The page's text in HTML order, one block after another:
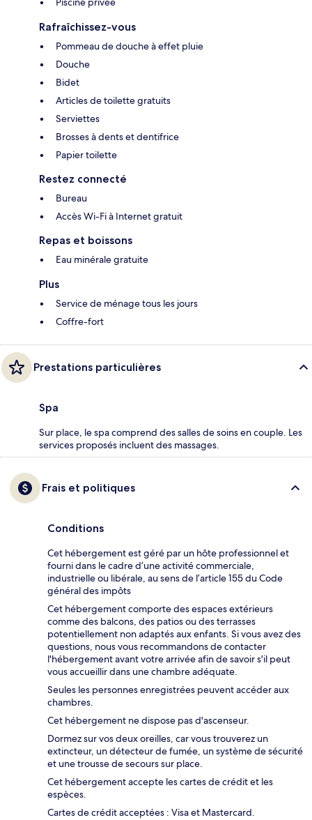
Rafraîchissez-vous
Pommeau de douche à effet pluie
Douche
Bidet
Articles de toilette gratuits
Serviettes
Brosses à dents et dentifrice
Papier toilette
Restez connecté
Bureau
Accès Wi-Fi à Internet gratuit
Repas et boissons
Eau minérale gratuite
Plus
Service de ménage tous les jours
Coffre-fort
Prestations particulières
Spa
Sur place, le spa comprend des salles de soins en couple. Les
services proposés incluent des massages.
Frais et politiques
Conditions
Cet hébergement est géré par un hôte professionnel et
fourni dans le cadre d’une activité commerciale,
industrielle ou libérale, au sens de l’article 155 du Code
général des impôts
Cet hébergement comporte des espaces extérieurs
comme des balcons, des patios ou des terrasses
potentiellement non adaptés aux enfants. Si vous avez des
questions, nous vous recommandons de contacter
l'hébergement avant votre arrivée afin de savoir s'il peut
vous accueillir dans une chambre adéquate.
Seules les personnes enregistrées peuvent accéder aux
chambres.
Cet hébergement ne dispose pas d'ascenseur.
Dormez sur vos deux oreilles, car vous trouverez un
extincteur, un détecteur de fumée, un système de sécurité
et une trousse de secours sur place.
Cet hébergement accepte les cartes de crédit et les
espèces.
Cartes de crédit acceptées : Visa et Mastercard.